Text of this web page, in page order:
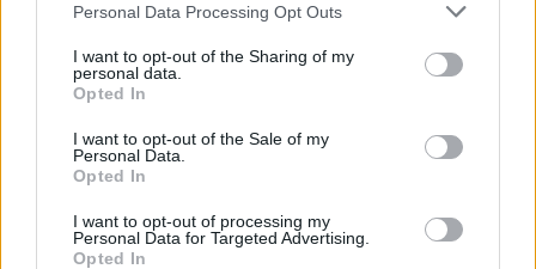
Personal Data Processing Opt Outs
I want to opt-out of the Sharing of my
personal data.
Opted In
I want to opt-out of the Sale of my
Personal Data.
Opted In
I want to opt-out of processing my
Personal Data for Targeted Advertising.
Opted In
Estigues informat amb les últimes notícies d'actualitat.
Comparteix
Identificar-me.Per escriure un comentari has d'identificar-te com a usuari de
Lactual.cat